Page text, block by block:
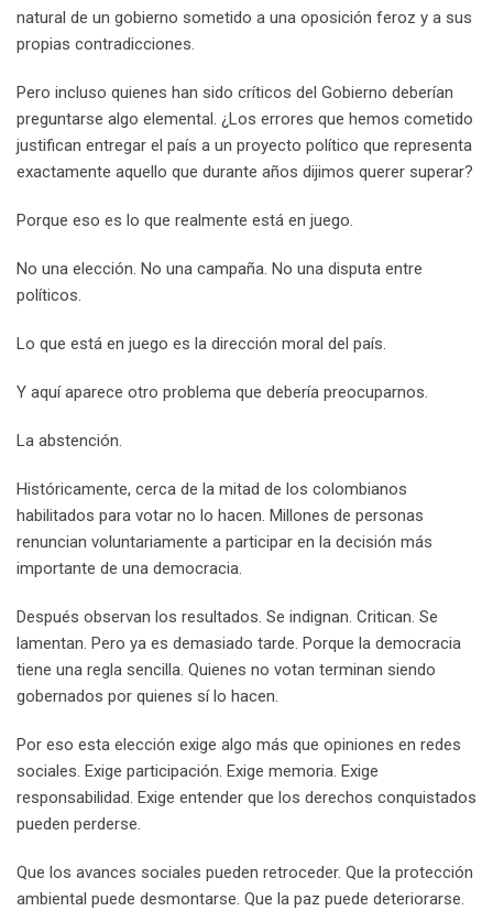
natural de un gobierno sometido a una oposición feroz y a sus
propias contradicciones.
Pero incluso quienes han sido críticos del Gobierno deberían
preguntarse algo elemental. ¿Los errores que hemos cometido
justifican entregar el país a un proyecto político que representa
exactamente aquello que durante años dijimos querer superar?
Porque eso es lo que realmente está en juego.
No una elección. No una campaña. No una disputa entre
políticos.
Lo que está en juego es la dirección moral del país.
Y aquí aparece otro problema que debería preocuparnos.
La abstención.
Históricamente, cerca de la mitad de los colombianos
habilitados para votar no lo hacen. Millones de personas
renuncian voluntariamente a participar en la decisión más
importante de una democracia.
Después observan los resultados. Se indignan. Critican. Se
lamentan. Pero ya es demasiado tarde. Porque la democracia
tiene una regla sencilla. Quienes no votan terminan siendo
gobernados por quienes sí lo hacen.
Por eso esta elección exige algo más que opiniones en redes
sociales. Exige participación. Exige memoria. Exige
responsabilidad. Exige entender que los derechos conquistados
pueden perderse.
Que los avances sociales pueden retroceder. Que la protección
ambiental puede desmontarse. Que la paz puede deteriorarse.